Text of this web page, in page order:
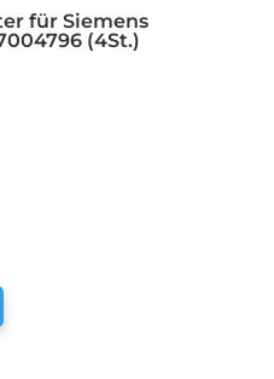
für Siemens
(4St.)